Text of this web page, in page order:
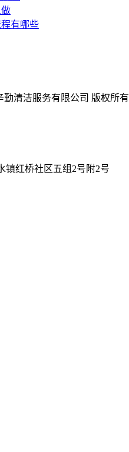
有哪些
勤清洁服务有限公司 版权所有
镇红桥社区五组2号附2号